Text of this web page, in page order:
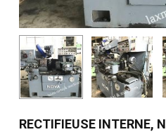
RECTIFIEUSE INTERNE,